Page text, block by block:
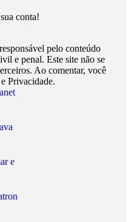
conta!
pelo conteúdo
e penal. Este site não se
Ao comentar, você
Privacidade.